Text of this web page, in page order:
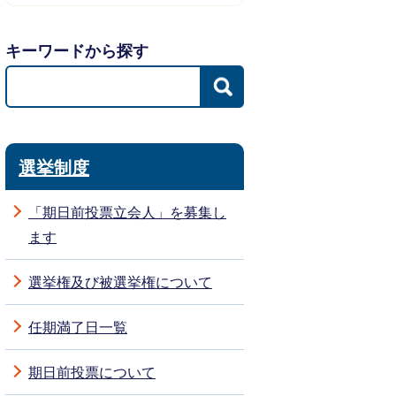
キーワードから探す
選挙制度
「期日前投票立会人」を募集し
ます
選挙権及び被選挙権について
任期満了日一覧
期日前投票について